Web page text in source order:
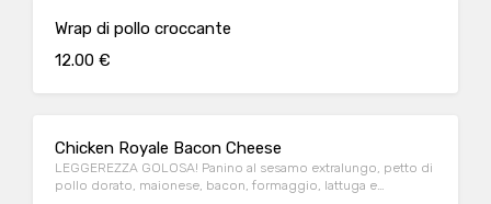
Wrap di pollo croccante
12.00 €
Chicken Royale Bacon Cheese
LEGGEREZZA GOLOSA! Panino al sesamo extralungo, petto di
pollo dorato, maionese, bacon, formaggio, lattuga e